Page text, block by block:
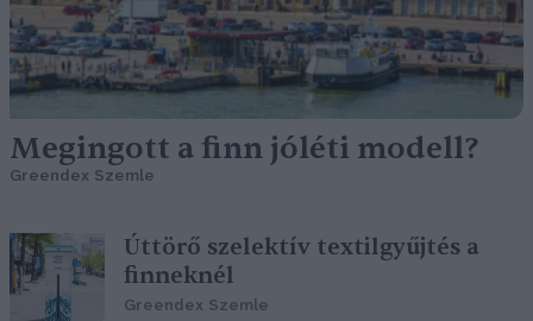
Megingott a finn jóléti modell?
Greendex Szemle
Úttörő szelektív textilgyűjtés a
finneknél
Greendex Szemle